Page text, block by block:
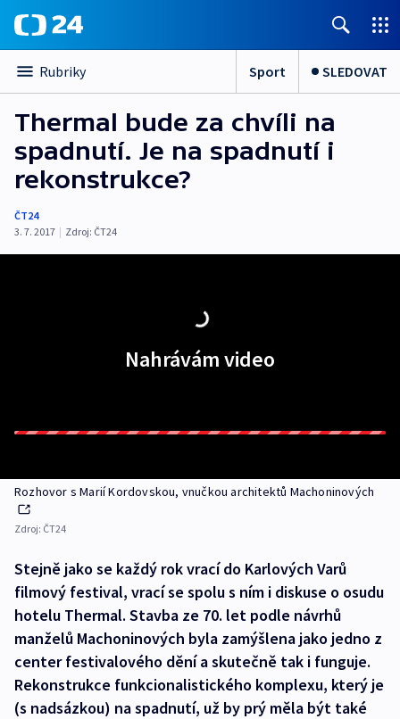
Rubriky Sport SLEDOVAT
Thermal bude za chvíli na
spadnutí. Je na spadnutí i
rekonstrukce?
ČT24
3. 7. 2017 | Zdroj: ČT24
Nahrávám video
Rozhovor s Marií Kordovskou, vnučkou architektů Machoninových
Zdroj: ČT24
Stejně jako se každý rok vrací do Karlových Varů
filmový festival, vrací se spolu s ním i diskuse o osudu
hotelu Thermal. Stavba ze 70. let podle návrhů
manželů Machoninových byla zamýšlena jako jedno z
center festivalového dění a skutečně tak i funguje.
Rekonstrukce funkcionalistického komplexu, který je
(s nadsázkou) na spadnutí, už by prý měla být také